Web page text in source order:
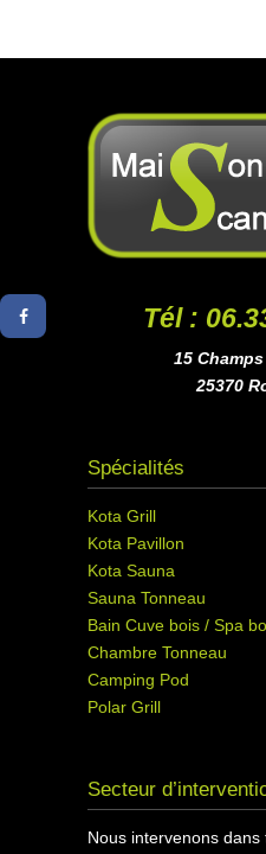
Tél :
15
25370
Spécialités
Kota Grill
Kota Pavillon
Kota Sauna
Sauna Tonneau
Bain Cuve bois / Spa
Chambre Tonneau
Camping Pod
Polar Grill
Secteur
Nous intervenons